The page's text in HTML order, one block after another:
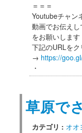
＝＝＝
Youtubeチャン
動画でお伝え
をお願いします
下記のURLを
→ https://
・
草原で
カテゴリ : オオ